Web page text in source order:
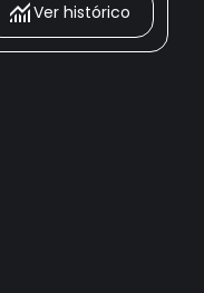
Ver histórico